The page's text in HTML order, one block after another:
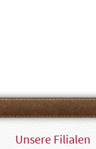
Unsere Filialen